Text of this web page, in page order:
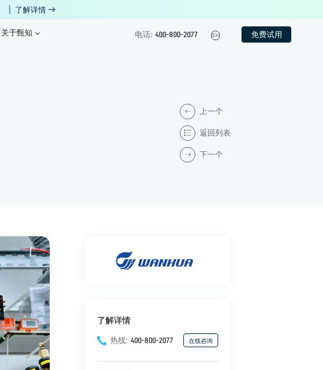
了解详情
关于甄知 电话: 400-800-2077 En 免费试用
上一个
返回列表
下一个
了解详情
热线:400-800-2077 在线咨询